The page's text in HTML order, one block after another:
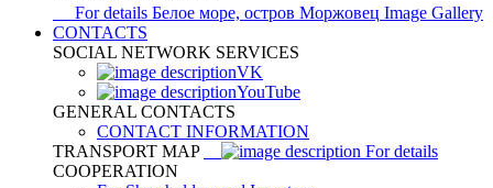
For details Белое море, остров Моржовец Image Gallery
CONTACTS
SOCIAL NETWORK SERVICES
VK
YouTube
GENERAL CONTACTS
CONTACT INFORMATION
TRANSPORT MAP
For details
COOPERATION